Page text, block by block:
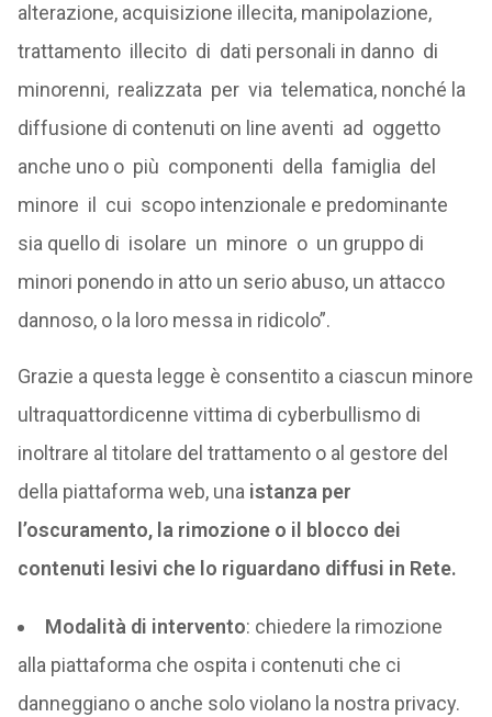
alterazione, acquisizione illecita, manipolazione,
trattamento illecito di dati personali in danno di
minorenni, realizzata per via telematica, nonché la
diffusione di contenuti on line aventi ad oggetto
anche uno o più componenti della famiglia del
minore il cui scopo intenzionale e predominante
sia quello di isolare un minore o un gruppo di
minori ponendo in atto un serio abuso, un attacco
dannoso, o la loro messa in ridicolo”.
Grazie a questa legge è consentito a ciascun minore
ultraquattordicenne vittima di cyberbullismo di
inoltrare al titolare del trattamento o al gestore del
della piattaforma web, una istanza per
l’oscuramento, la rimozione o il blocco dei
contenuti lesivi che lo riguardano diffusi in Rete.
Modalità di intervento: chiedere la rimozione
alla piattaforma che ospita i contenuti che ci
danneggiano o anche solo violano la nostra privacy.